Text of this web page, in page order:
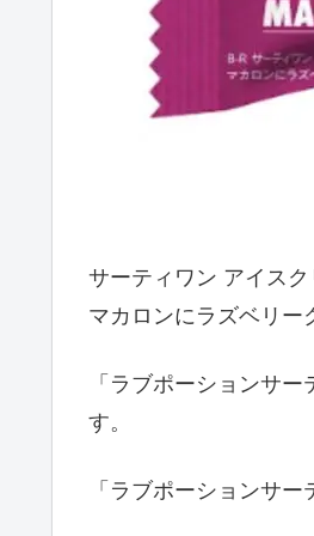
サーティワン アイス
マカロンにラズベリー
「ラブポーションサ
す。
「ラブポーションサ